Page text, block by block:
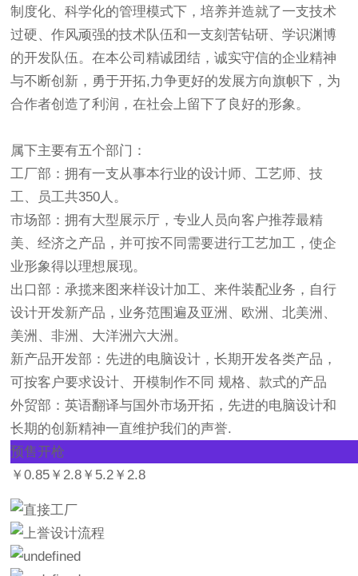
制度化、科学化的管理模式下，培养并造就了一支技术
过硬、作风顽强的技术队伍和一支刻苦钻研、学识渊博
的开发队伍。在本公司精诚团结，诚实守信的企业精神
与不断创新，勇于开拓,力争更好的发展方向旗帜下，为
合作者创造了利润，在社会上留下了良好的形象。
属下主要有五个部门：
工厂部：拥有一支从事本行业的设计师、工艺师、技
工、员工共350人。
市场部：拥有大型展示厅，专业人员向客户推荐最精
美、经济之产品，并可按不同需要进行工艺加工，使企
业形象得以理想展现。
出口部：承揽来图来样设计加工、来件装配业务，自行
设计开发新产品，业务范围遍及亚洲、欧洲、北美洲、
美洲、非洲、大洋洲六大洲。
新产品开发部： 先进的电脑设计，长期开发各类产品，
可按客户要求设计、开模制作不同 规格、款式的产品
外贸部：英语翻译与国外市场开拓，先进的电脑设计和
长期的创新精神一直维护我们的声誉.
预售开枪
￥0.85￥2.8￥5.2￥2.8